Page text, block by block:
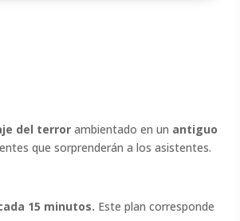
del terror ambientado en un antiguo
que sorprenderán a los asistentes.
15 minutos. Este plan corresponde